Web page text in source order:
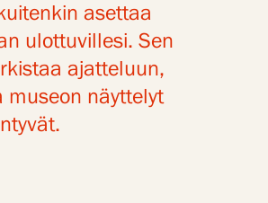
asettaa
ulottuvillesi. Sen
ajatteluun,
museon näyttelyt